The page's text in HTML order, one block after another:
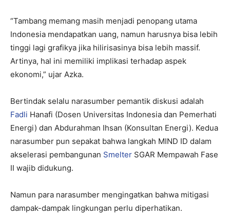
“Tambang memang masih menjadi penopang utama
Indonesia mendapatkan uang, namun harusnya bisa lebih
tinggi lagi grafikya jika hilirisasinya bisa lebih massif.
Artinya, hal ini memiliki implikasi terhadap aspek
ekonomi,” ujar Azka.
Bertindak selalu narasumber pemantik diskusi adalah
Fadli Hanafi (Dosen Universitas Indonesia dan Pemerhati
Energi) dan Abdurahman Ihsan (Konsultan Energi). Kedua
narasumber pun sepakat bahwa langkah MIND ID dalam
akselerasi pembangunan Smelter SGAR Mempawah Fase
II wajib didukung.
Namun para narasumber mengingatkan bahwa mitigasi
dampak-dampak lingkungan perlu diperhatikan.